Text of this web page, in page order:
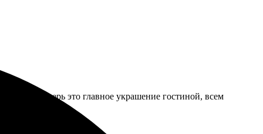
Теперь это главное украшение гостиной, всем